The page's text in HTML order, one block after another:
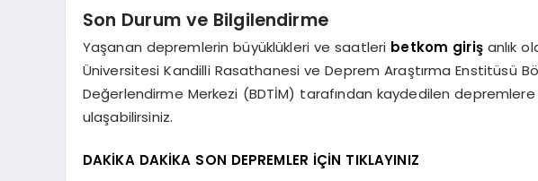
Son Durum ve Bilgilendirme
Yaşanan depremlerin büyüklükleri ve saatleri betkom girişanlık
Üniversitesi Kandilli Rasathanesi ve Deprem Araştırma Enstitüsü
Değerlendirme Merkezi (BDTİM) tarafından kaydedilen depremlere
ulaşabilirsiniz.
DAKİKA DAKİKA SON DEPREMLER İÇİN TIKLAYINIZ